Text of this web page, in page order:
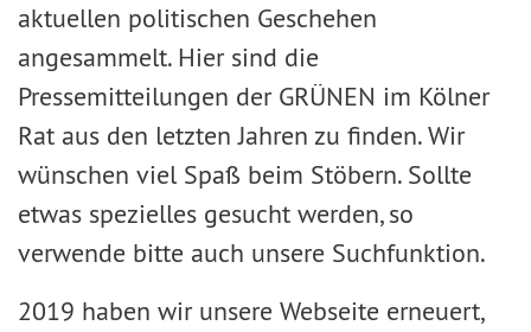
aktuellen politischen Geschehen
angesammelt. Hier sind die
Pressemitteilungen der GRÜNEN im Kölner
Rat aus den letzten Jahren zu finden. Wir
wünschen viel Spaß beim Stöbern. Sollte
etwas spezielles gesucht werden, so
verwende bitte auch unsere Suchfunktion.
2019 haben wir unsere Webseite erneuert,